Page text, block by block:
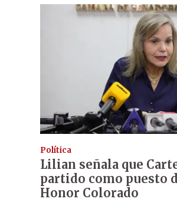
Política
Lilian señala que
partido como puesto
Honor Colorado